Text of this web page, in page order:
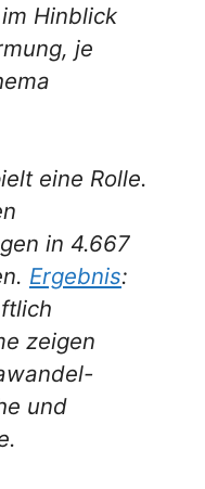
Hinblick
je
eine Rolle.
in 4.667
Ergebnis:
zeigen
und